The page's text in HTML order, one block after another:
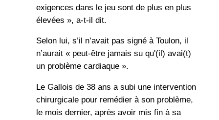
exigences dans le jeu sont de plus en plus
élevées », a-t-il dit.
Selon lui, s’il n’avait pas signé à Toulon, il
n’aurait « peut-être jamais su qu'(il) avai(t)
un problème cardiaque ».
Le Gallois de 38 ans a subi une intervention
chirurgicale pour remédier à son problème,
le mois dernier, après avoir mis fin à sa